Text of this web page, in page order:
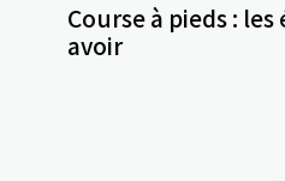
Course à pieds :
avoir